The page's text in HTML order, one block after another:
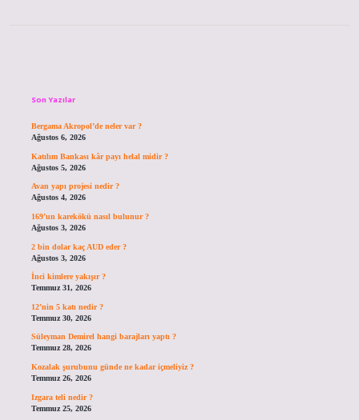
Son Yazılar
Bergama Akropol’de neler var ?
Ağustos 6, 2026
Katılım Bankası kâr payı helal midir ?
Ağustos 5, 2026
Avan yapı projesi nedir ?
Ağustos 4, 2026
169’un karekökü nasıl bulunur ?
Ağustos 3, 2026
2 bin dolar kaç AUD eder ?
Ağustos 3, 2026
İnci kimlere yakışır ?
Temmuz 31, 2026
12’nin 5 katı nedir ?
Temmuz 30, 2026
Süleyman Demirel hangi barajları yaptı ?
Temmuz 28, 2026
Kozalak şurubunu günde ne kadar içmeliyiz ?
Temmuz 26, 2026
Izgara teli nedir ?
Temmuz 25, 2026